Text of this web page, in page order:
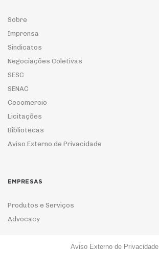
Sobre
Imprensa
Sindicatos
Negociações Coletivas
SESC
SENAC
Cecomercio
Licitações
Bibliotecas
Aviso Externo de Privacidade
EMPRESAS
Produtos e Serviços
Advocacy
Aviso Externo de Privacidade